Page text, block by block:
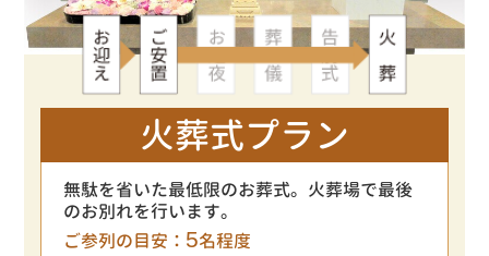
火葬式プラン
無駄を省いた最低限のお葬式。火葬場で最後
のお別れを行います。
ご参列の目安： 5名程度